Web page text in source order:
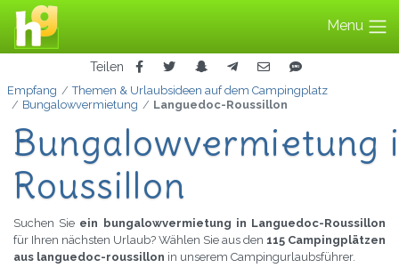
Menu
Teilen
Empfang
Themen & Urlaubsideen auf dem Campingplatz
Bungalowvermietung
Languedoc-Roussillon
Bungalowvermietung
Roussillon
Suchen Sie ein bungalowvermietung in Languedoc-Roussillon
für Ihren nächsten Urlaub? Wählen Sie aus den 115 Campingplätzen
aus languedoc-roussillon in unserem Campingurlaubsführer.